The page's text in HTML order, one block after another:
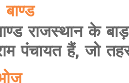
राजस्थान के
पंचायत हैं, जो